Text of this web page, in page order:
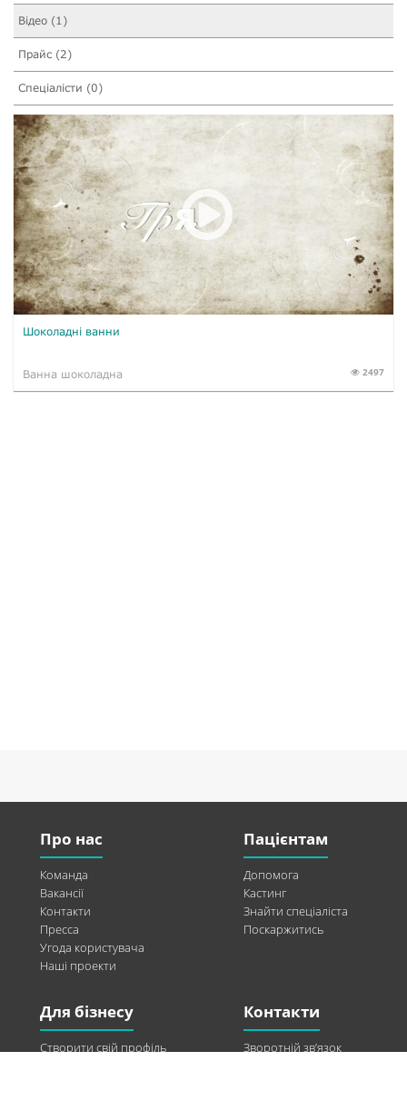
Відео (1)
Прайс (2)
Спеціалісти (0)
Шоколадні ванни
Ванна шоколадна 2497
Про нас
Команда
Вакансії
Контакти
Пресса
Угода користувача
Наші проекти
Пацієнтам
Допомога
Кастинг
Знайти спеціаліста
Поскаржитись
Для бізнесу
Створити свій профіль
Контакти
Зворотній зв’язок